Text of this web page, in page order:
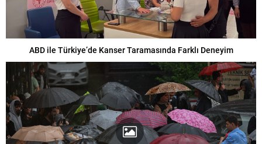
ABD ile Türkiye’de Kanser Taramasında Farklı Deneyim